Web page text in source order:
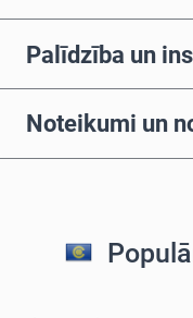
Palīdzība un
Noteikumi un